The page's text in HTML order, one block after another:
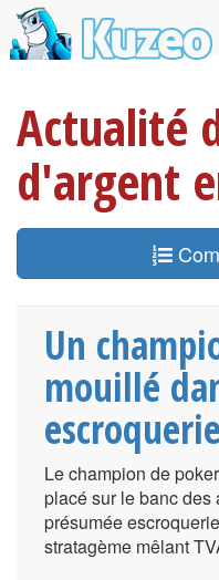
Actualité
d'argent
Un
mouillé
escroquerie
Le champion de
placé sur le banc
présumée
stratagème mêlant